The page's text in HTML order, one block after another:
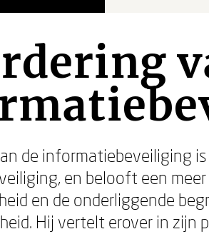
de informatiebeveiliging
en belooft een
en de onderliggende
Hij vertelt erover in zijn